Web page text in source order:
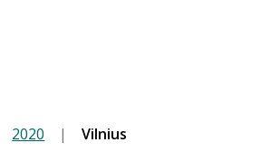
2020 | Vilnius